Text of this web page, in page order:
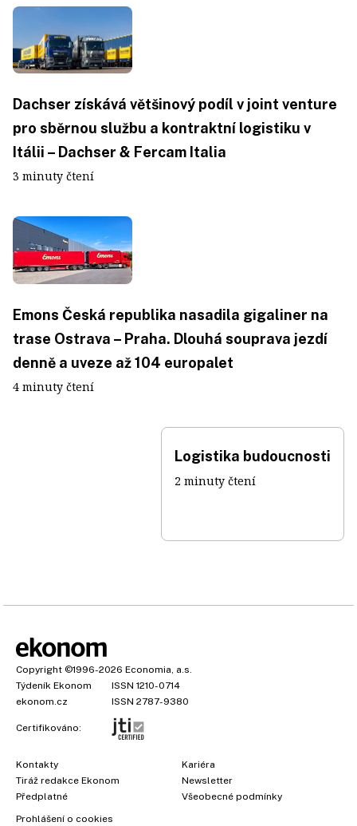
Dachser získává většinový podíl v joint venture
pro sběrnou službu a kontraktní logistiku v
Itálii – Dachser & Fercam Italia
3 minuty čtení
Emons Česká republika nasadila gigaliner na
trase Ostrava – Praha. Dlouhá souprava jezdí
denně a uveze až 104 europalet
4 minuty čtení
Logistika budoucnosti
2 minuty čtení
Copyright ©1996-2026 Economia, a.s.
Týdeník Ekonom
ISSN 1210-0714
ekonom.cz
ISSN 2787-9380
Certifikováno:
Kontakty
Tiráž redakce Ekonom
Předplatné
Kariéra
Newsletter
Všeobecné podmínky
Prohlášení o cookies